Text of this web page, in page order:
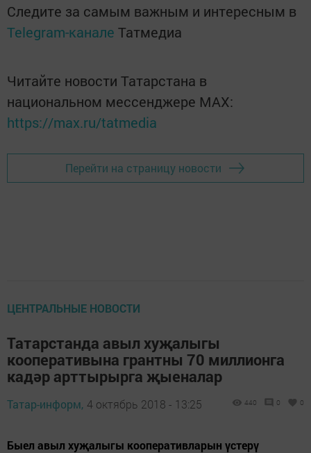
Следите за самым важным и интересным в
Telegram-канале Татмедиа
Читайте новости Татарстана в
национальном мессенджере MАХ:
https://max.ru/tatmedia
Перейти на страницу новости
ЦЕНТРАЛЬНЫЕ НОВОСТИ
Татарстанда авыл хуҗалыгы
кооперативына грантны 70 миллионга
кадәр арттырырга җыеналар
Татар-информ, 4 октябрь 2018 - 13:25 440 0 0
​​​​​​​Быел авыл хуҗалыгы кооперативларын үстерү